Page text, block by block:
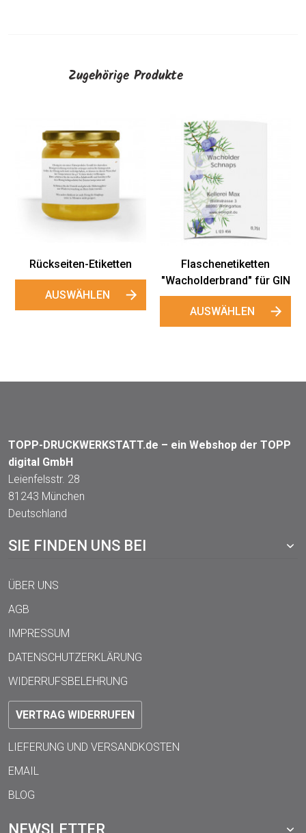
Zugehörige Produkte
Flaschenetiketten
"Wacholderbrand" für GIN
AUSWÄHLEN
Flaschenetiketten
"Klassik Gin"
AUSWÄHLEN
TOPP-DRUCKWERKSTATT.de – ein Webshop der TOPP
digital GmbH
Leienfelsstr. 28
81243 München
Deutschland
SIE FINDEN UNS BEI
ÜBER UNS
AGB
IMPRESSUM
DATENSCHUTZERKLÄRUNG
WIDERRUFSBELEHRUNG
VERTRAG WIDERRUFEN
LIEFERUNG UND VERSANDKOSTEN
EMAIL
BLOG
NEWSLETTER